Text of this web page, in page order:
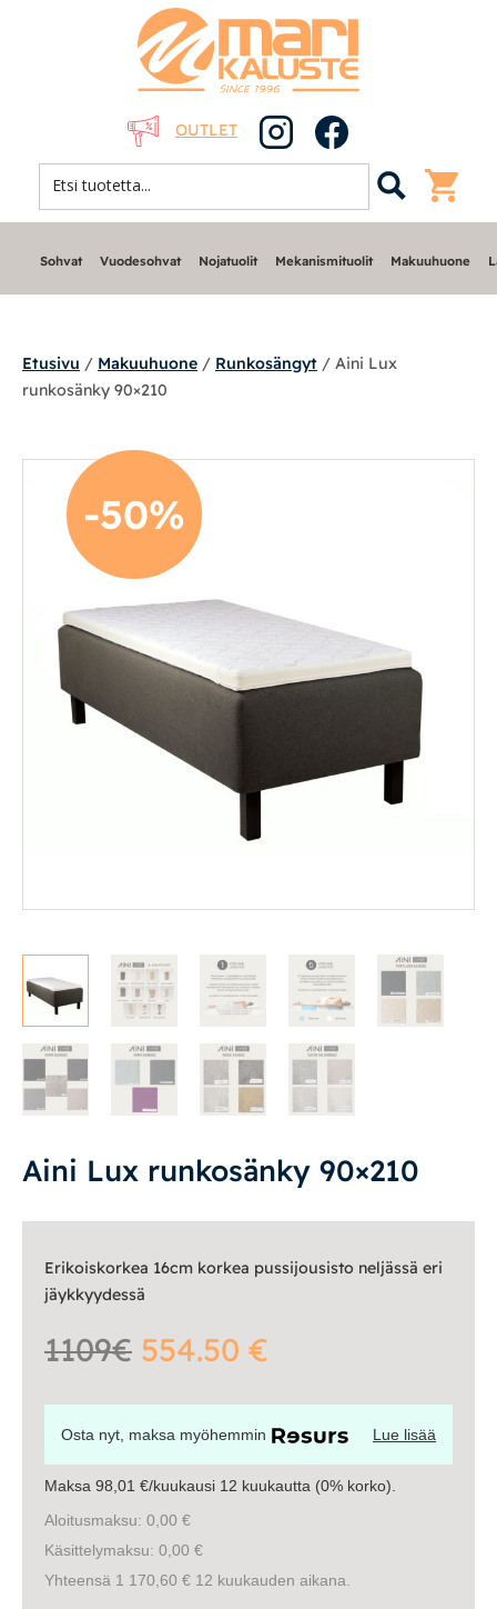
OUTLET
Nojatuolit
Mekanismituolit
Makuuhuone
Jenkkisängyt
Runkosängyt
Säätösängyt
Kerros- ja parvisängyt
Yöpöydät
Lapsille
Lapsille
Pöydät ja tuolit
Säilytys
Työpöydät ja työtuolit
Matot
Ulkokalusteet
Valaisimet
Vuodesohvat
Senioreille
Sohvat Vuodesohvat Nojatuolit Mekanismituolit Makuuhuone
Etusivu / Makuuhuone / Runkosängyt / Aini Lux
runkosänky 90×210
-50%
Aini Lux runkosänky 90×210
Erikoiskorkea 16cm korkea pussijousisto neljässä eri
jäykkyydessä
1109€ 554.50 €
Osta nyt, maksa myöhemmin Lue lisää
Maksa 98,01 €/kuukausi 12 kuukautta (0% korko).
Aloitusmaksu: 0,00 €
Käsittelymaksu: 0,00 €
Yhteensä 1 170,60 € 12 kuukauden aikana.